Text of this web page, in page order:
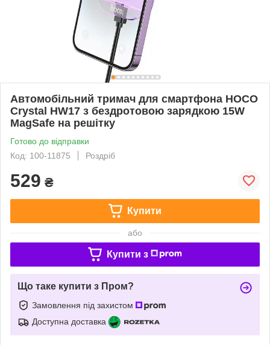
Автомобільний тримач для смартфона HOCO
Crystal HW17 з бездротовою зарядкою 15W
MagSafe на решітку
Готово до відправки
Код: 100-11875
Роздріб
529 ₴
Купити
або
Купити з
Що таке купити з Пром?
Замовлення під захистом
Доступна доставка